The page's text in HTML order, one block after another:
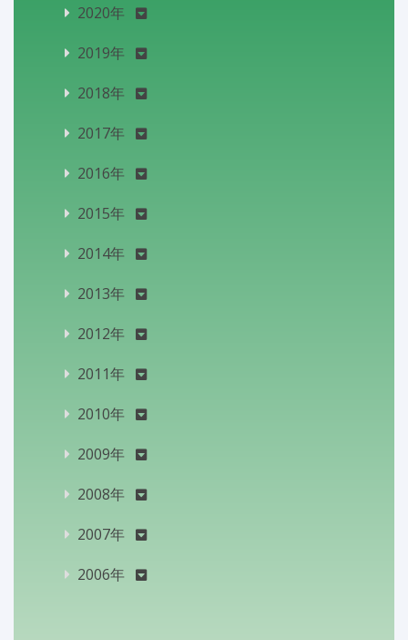
2020年
2019年
2018年
2017年
2016年
2015年
2014年
2013年
2012年
2011年
2010年
2009年
2008年
2007年
2006年